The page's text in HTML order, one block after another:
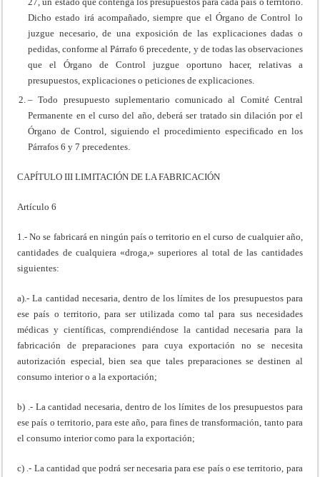
Dicho estado irá acompañado, siempre que el Órgano de Control lo
juzgue necesario, de una exposición de las explicaciones dadas o
pedidas, conforme al Párrafo 6 precedente, y de todas las observaciones
que el Órgano de Control juzgue oportuno hacer, relativas a
presupuestos, explicaciones o peticiones de explicaciones.
– Todo presupuesto suplementario comunicado al Comité Central
Permanente en el curso del año, deberá ser tratado sin dilación por el
Órgano de Control, siguiendo el procedimiento especificado en los
Párrafos 6 y 7 precedentes.
CAPÍTULO III LIMITACIÓN DE LA FABRICACIÓN
Artículo 6
1.- No se fabricará en ningún país o territorio en el curso de cualquier año,
cantidades de cualquiera «droga,» superiores al total de las cantidades
siguientes:
a).- La cantidad necesaria, dentro de los límites de los presupuestos para
ese país o territorio, para ser utilizada como tal para sus necesidades
médicas y científicas, comprendiéndose la cantidad necesaria para la
fabricación de preparaciones para cuya exportación no se necesita
autorización especial, bien sea que tales preparaciones se destinen al
consumo interior o a la exportación;
b) .- La cantidad necesaria, dentro de los límites de los presupuestos para
ese país o territorio, para este año, para fines de transformación, tanto para
el consumo interior como para la exportación;
c) .- La cantidad que podrá ser necesaria para ese país o ese territorio, para